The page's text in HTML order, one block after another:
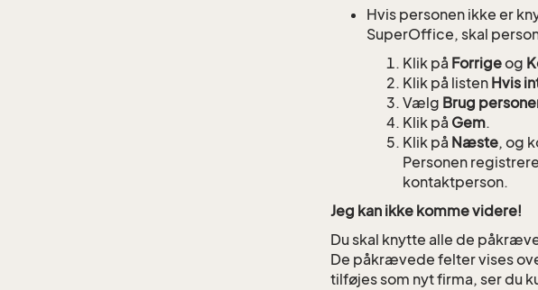
Hvis personen ikke er
SuperOffice, skal
Klik på Forrigeog
Klik på listen Hvis
Vælg Brug
Klik på Gem.
Klik på Næste, og
Personen
kontaktperson.
Jeg kan ikke komme videre!
Du skal knytte alle de
De påkrævede felter vises
tilføjes som nyt firma, ser du